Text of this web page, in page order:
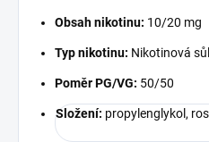
Obsah nikotinu: 10/20 mg
Typ nikotinu: Nikotinová sůl
Poměr PG/VG: 50/50
Složení: propylenglykol,